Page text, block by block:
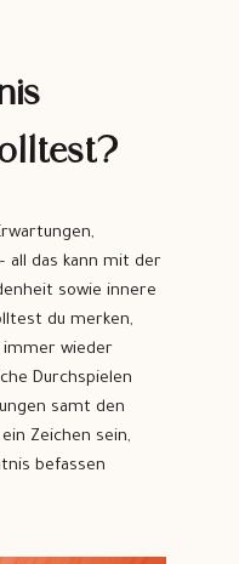
all das kann mit der
sowie innere
du merken,
immer wieder
Durchspielen
samt den
Zeichen sein,
befassen